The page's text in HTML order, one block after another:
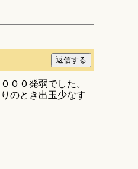
００発弱でした。
のとき出玉少なす